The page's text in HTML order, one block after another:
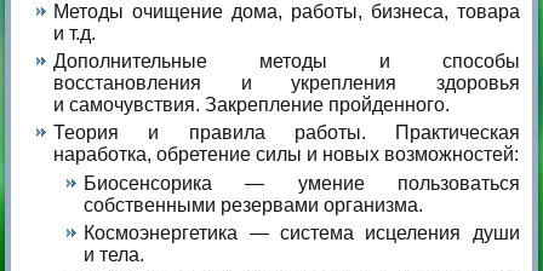
Методы очищение дома, работы, бизнеса, товара
и т.д.
Дополнительные методы и способы
восстановления и укрепления здоровья
и самочувствия. Закрепление пройденного.
Теория и правила работы. Практическая
наработка, обретение силы и новых возможностей:
Биосенсорика — умение пользоваться
собственными резервами организма.
Космоэнергетика — система исцеления души
и тела.